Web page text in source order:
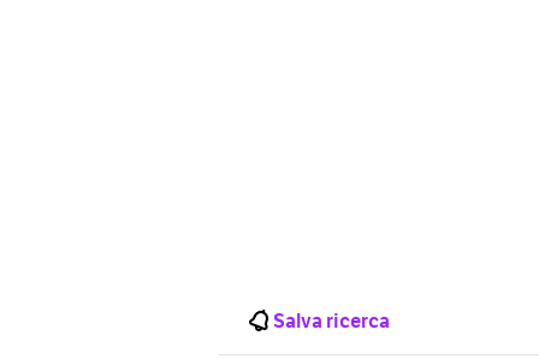
Salva ricerca